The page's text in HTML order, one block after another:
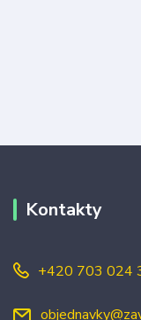
Kontakty
+420 703 024